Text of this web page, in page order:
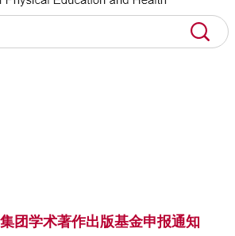
团学术著作出版基金申报通知